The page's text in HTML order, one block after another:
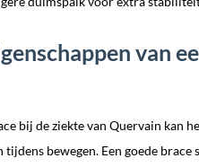
van
bij de ziekte van Quervain kan
bewegen. Een goede brace